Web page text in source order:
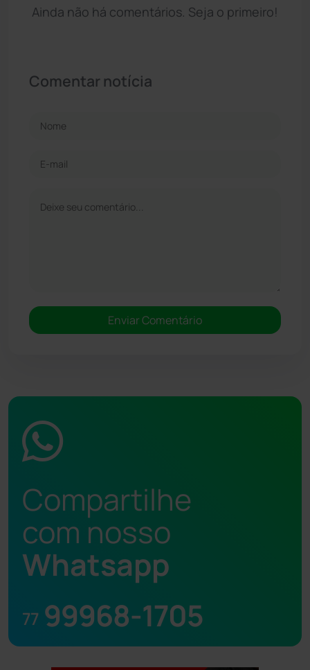
Ainda não há comentários. Seja o primeiro!
Comentar notícia
Compartilhe
com nosso
Whatsapp
77 99968-1705